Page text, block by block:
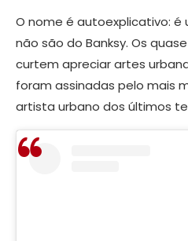
O nome é autoexplicativo: é
não são do Banksy. Os
curtem apreciar artes
foram assinadas pelo mais
artista urbano dos últimos